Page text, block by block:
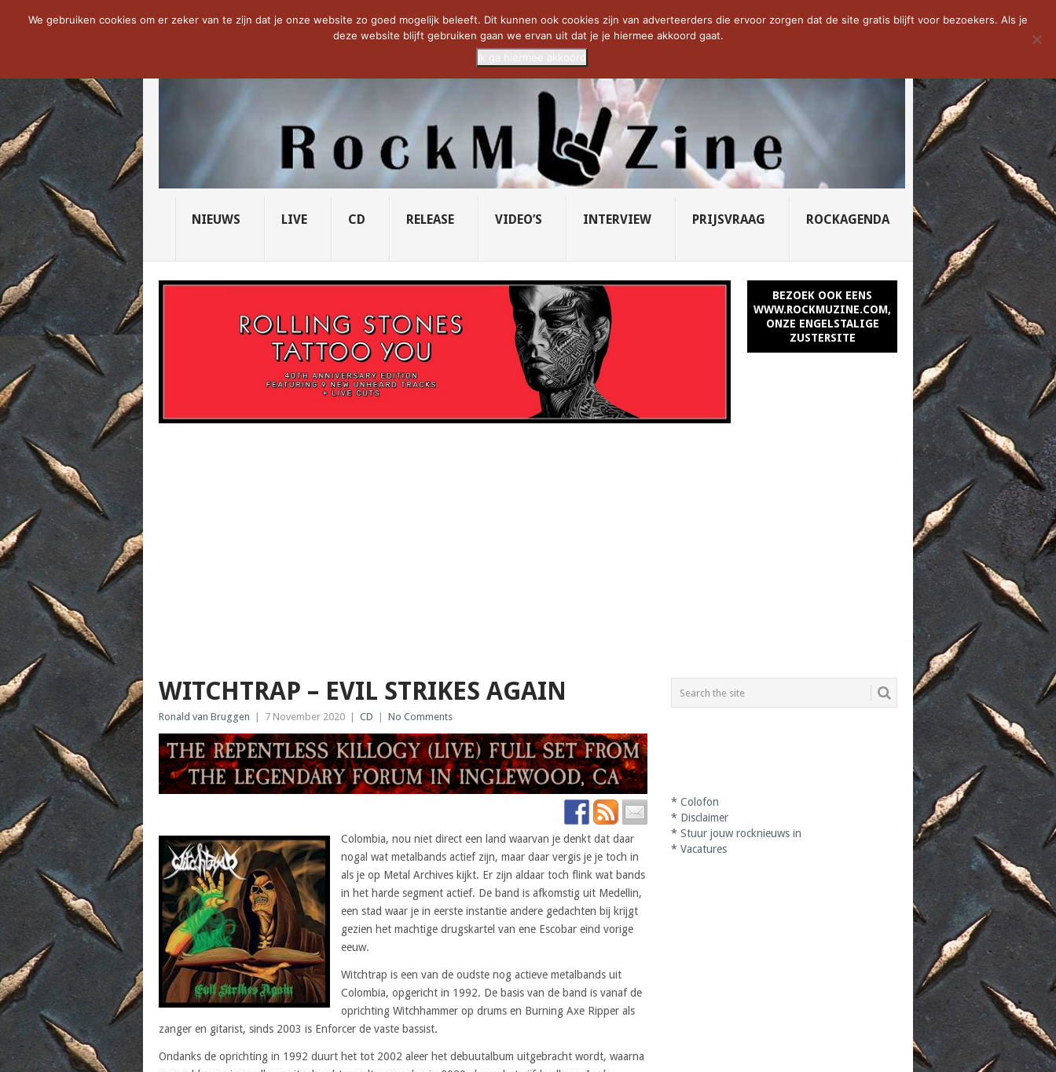
NOW TRENDING: THE VICIOUS HEAD SOCIETY... PRIDE OF LIONS – U... SAVATAGE KOMT TERUG IN 0... CD VAN DE WEEK: SLEEPING...
NIEUWS LIVE CD RELEASE VIDEO’S INTERVIEW PRIJSVRAAG ROCKAGENDA
BEZOEK OOK EENS
WWW.ROCKMUZINE.COM,
ONZE ENGELSTALIGE
ZUSTERSITE
WITCHTRAP – EVIL STRIKES AGAIN
Ronald van Bruggen 7 November 2020 CD No Comments
Colombia, nou niet direct een land waarvan je denkt dat daar
nogal wat metalbands actief zijn, maar daar vergis je je toch in
als je op Metal Archives kijkt. Er zijn aldaar toch flink wat bands
in het harde segment actief. De band is afkomstig uit Medellin,
een stad waar je in eerste instantie andere gedachten bij krijgt
gezien het machtige drugskartel van ene Escobar eind vorige
eeuw.
Witchtrap is een van de oudste nog actieve metalbands uit
Colombia, opgericht in 1992. De basis van de band is vanaf de
oprichting Witchhammer op drums en Burning Axe Ripper als
zanger en gitarist, sinds 2003 is Enforcer de vaste bassist.
Ondanks de oprichting in 1992 duurt het tot 2002 aleer het debuutalbum uitgebracht wordt, waarna
*Colofon
* Disclaimer
*Stuur jouw rocknieuws in
*Vacatures
We gebruiken cookies om er zeker van te zijn dat je onze website zo goed mogelijk beleeft. Dit kunnen ook cookies zijn van adverteerders die ervoor zorgen dat de site gratis blijft voor bezoekers. Als je
deze website blijft gebruiken gaan we ervan uit dat je je hiermee akkoord gaat.
Ik ga hiermee akkoord